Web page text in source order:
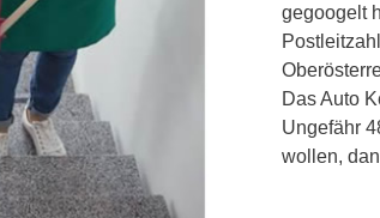
gegoogelt
Das Auto
Ungefähr
wollen,